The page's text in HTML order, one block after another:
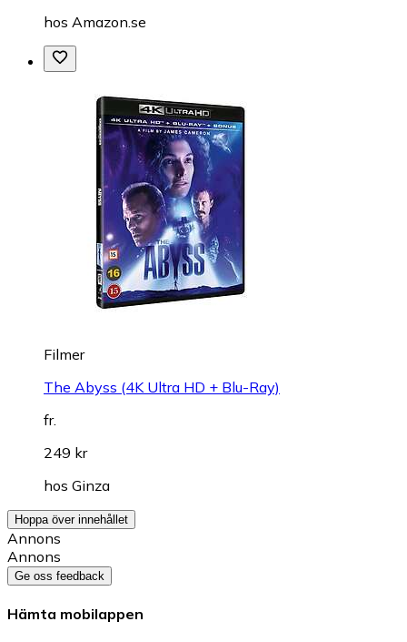
hos Amazon.se
Filmer
The Abyss (4K Ultra HD + Blu-Ray)
fr.
249 kr
hos Ginza
Hoppa över innehållet
Annons
Annons
Ge oss feedback
Hämta mobilappen